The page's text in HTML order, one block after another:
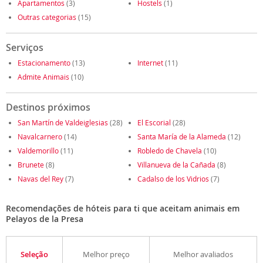
Apartamentos (3) Hostels (1)
Outras categorias (15)
Serviços
Estacionamento(13) Internet(11)
Admite Animais (10)
Destinos próximos
San Martín de Valdeiglesias (28) El Escorial (28)
Navalcarnero(14) Santa María de la Alameda (12)
Valdemorillo(11) Robledo de Chavela (10)
Brunete(8) Villanueva de la Cañada (8)
Navas del Rey(7) Cadalso de los Vidrios (7)
Recomendações de hóteis para ti que aceitam animais em
Pelayos de la Presa
Seleção Melhor preço Melhor avaliados